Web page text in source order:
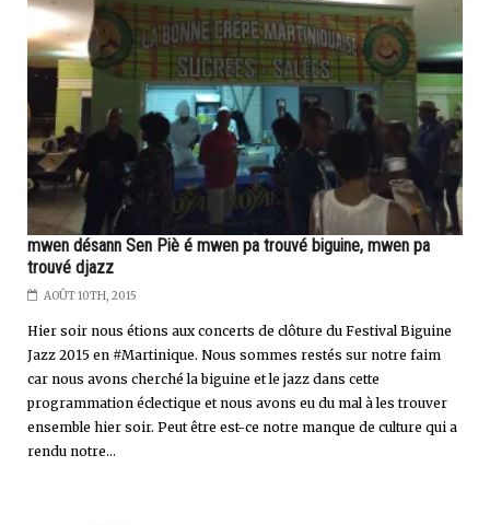
mwen désann Sen Piè é mwen pa trouvé biguine, mwen pa
trouvé djazz
AOÛT 10TH, 2015
Hier soir nous étions aux concerts de clôture du Festival Biguine
Jazz 2015 en #Martinique. Nous sommes restés sur notre faim
car nous avons cherché la biguine et le jazz dans cette
programmation éclectique et nous avons eu du mal à les trouver
ensemble hier soir. Peut être est-ce notre manque de culture qui a
rendu notre...